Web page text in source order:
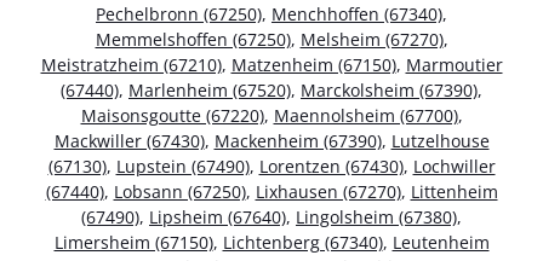
Pechelbronn (67250), Menchhoffen (67340),
Memmelshoffen (67250), Melsheim (67270),
Meistratzheim (67210), Matzenheim (67150), Marmoutier
(67440), Marlenheim (67520), Marckolsheim (67390),
Maisonsgoutte (67220), Maennolsheim (67700),
Mackwiller (67430), Mackenheim (67390), Lutzelhouse
(67130), Lupstein (67490), Lorentzen (67430), Lochwiller
(67440), Lobsann (67250), Lixhausen (67270), Littenheim
(67490), Lipsheim (67640), Lingolsheim (67380),
Limersheim (67150), Lichtenberg (67340), Leutenheim